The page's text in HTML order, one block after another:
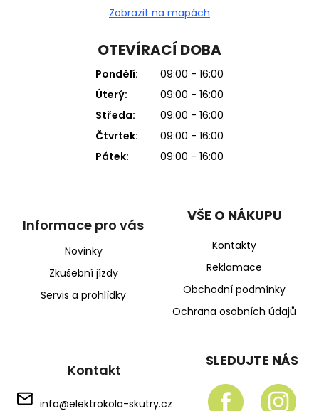
Zobrazit na mapách
OTEVÍRACÍ DOBA
Pondělí:
09:00 - 16:00
Úterý:
09:00 - 16:00
Středa:
09:00 - 16:00
Čtvrtek:
09:00 - 16:00
Pátek:
09:00 - 16:00
Informace pro vás
Novinky
Zkušební jízdy
Servis a prohlídky
VŠE O NÁKUPU
Kontakty
Reklamace
Obchodní podmínky
Ochrana osobních údajů
Kontakt
info@elektrokola-skutry.cz
SLEDUJTE NÁS